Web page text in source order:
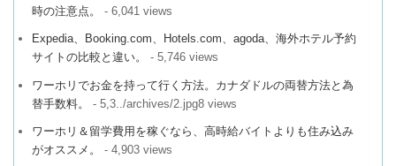
時の注意点。
- 6,041 views
Expedia、Booking.com、Hotels.com、agoda、海外ホテル予約
サイトの比較と違い。
- 5,746 views
ワーホリでお金を持って行く方法。カナダドルの両替方法と為
替手数料。
- 5,3../archives/2.jpg8 views
ワーホリ＆留学費用を稼ぐなら、高時給バイトよりも住み込み
がオススメ。
- 4,903 views